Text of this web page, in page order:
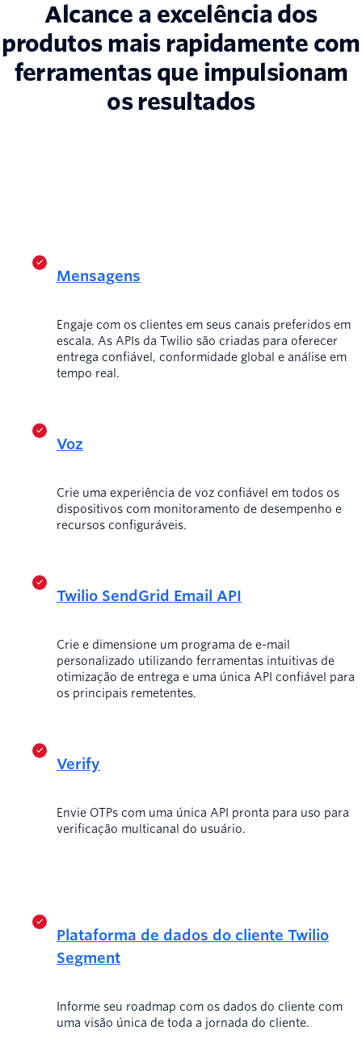
Alcance a excelência dos
produtos mais rapidamente com
ferramentas que impulsionam
os resultados
Mensagens
Engaje com os clientes em seus canais preferidos em
escala. As APIs da Twilio são criadas para oferecer
entrega confiável, conformidade global e análise em
tempo real.
Voz
Crie uma experiência de voz confiável em todos os
dispositivos com monitoramento de desempenho e
recursos configuráveis.
Twilio SendGrid Email API
Crie e dimensione um programa de e-mail
personalizado utilizando ferramentas intuitivas de
otimização de entrega e uma única API confiável para
os principais remetentes.
Verify
Envie OTPs com uma única API pronta para uso para
verificação multicanal do usuário.
Plataforma de dados do cliente Twilio
Segment
Informe seu roadmap com os dados do cliente com
uma visão única de toda a jornada do cliente.